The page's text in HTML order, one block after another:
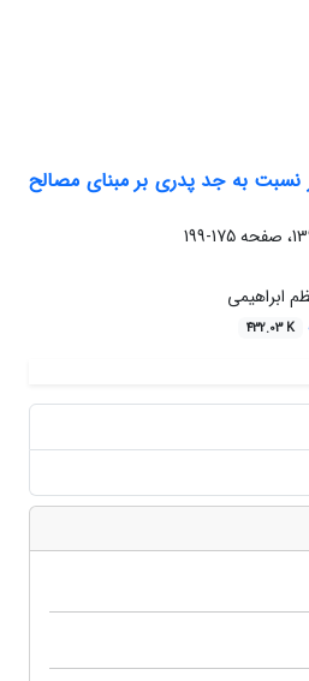
نسبت به جد پدری بر مبنای مصالح
175-199
ابراهیمی
432.03 K